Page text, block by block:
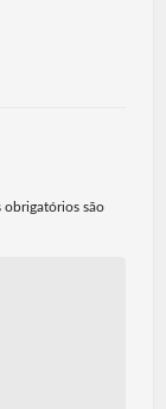
obrigatórios são